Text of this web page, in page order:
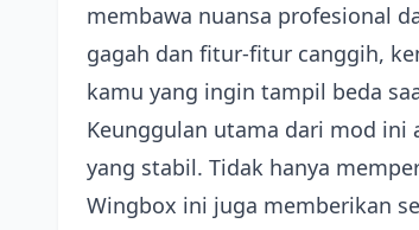
membawa nuansa profesional
gagah dan fitur-fitur canggih,
kamu yang ingin tampil beda
Keunggulan utama dari mod ini
yang stabil. Tidak hanya
Wingbox ini juga memberikan